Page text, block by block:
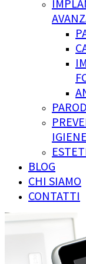
IGIENE
BLOG
CHI SIAMO
CONTATTI